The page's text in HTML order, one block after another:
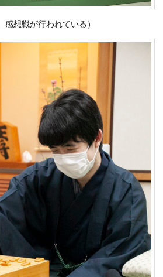
感想戦が行われている）